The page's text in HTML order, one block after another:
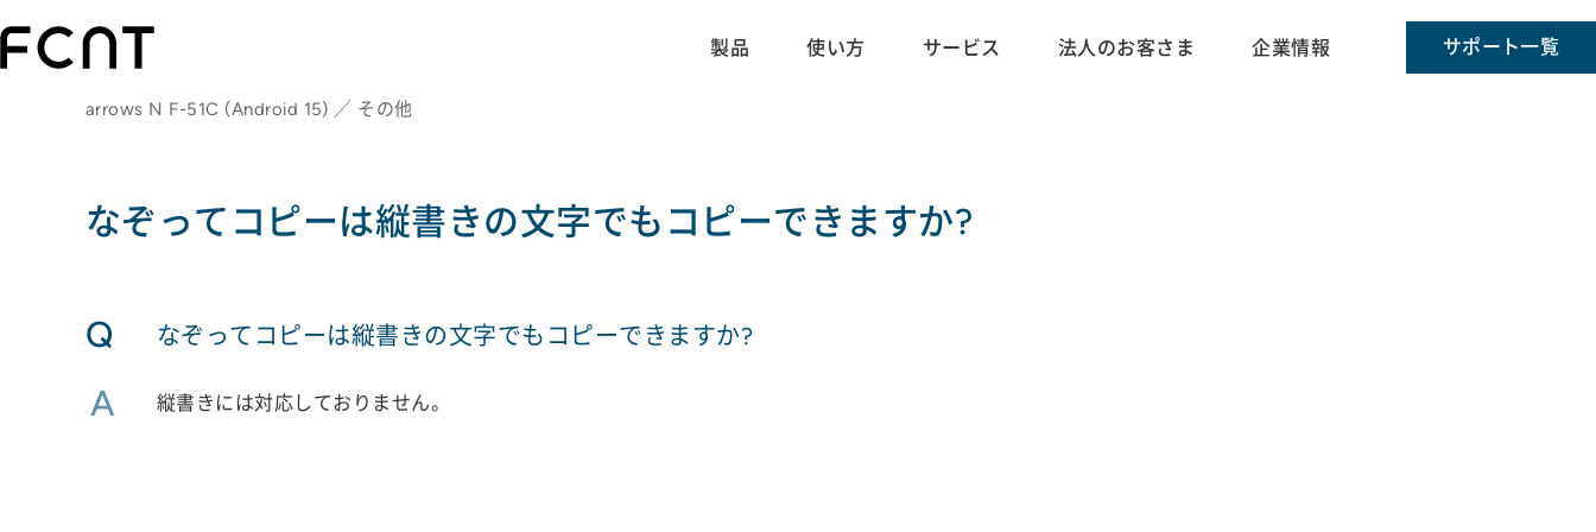
製品 使い方 サービス 法人のお客さま 企業情報 サポート一覧
arrows N F-51C (Android 15) ／ その他
なぞってコピーは縦書きの文字でもコピーできますか?
Q なぞってコピーは縦書きの文字でもコピーできますか?
A 縦書きには対応しておりません。